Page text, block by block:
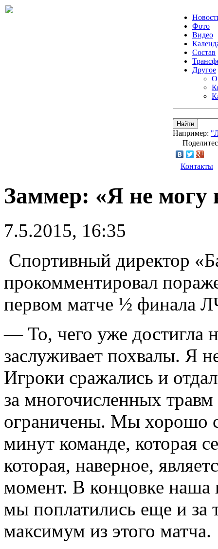
Фото
Видео
Состав
Другое
О
Найти
Например:
Контакты
Заммер: «Я не могу
7.5.2015, 16:35
Спортивный директор
прокомментировал
первом матче ½ финала
— То, чего уже достигла
заслуживает похвалы. Я
Игроки сражались и
за многочисленных
ограничены. Мы хорошо
минут команде, которая
которая, наверное,
момент. В концовке наша
мы поплатились еще и за
максимум из этого матча.